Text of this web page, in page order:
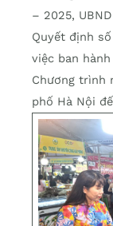
– 2025,
Quyết định
việc ban
Chương trình
phố Hà Nội